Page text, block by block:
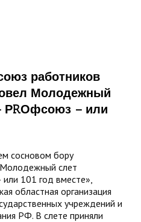
работников
Молодежный
РRОфсоюз – или
сосновом бору
Молодежный слет
101 год вместе»,
областная организация
учреждений и
РФ. В слете приняли